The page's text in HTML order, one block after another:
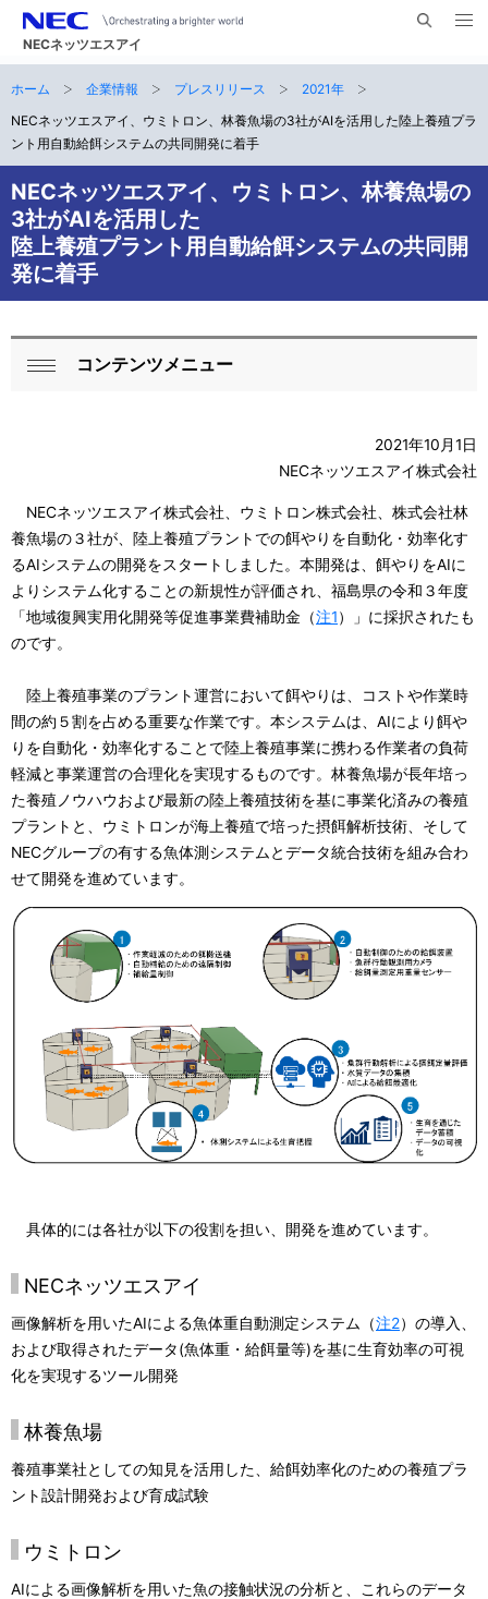
NECネッツエスアイ
メ
く
ナ
ビ
ゲ
ー
シ
ョ
ン
サ
イ
内
の
現
在
位
ホーム 企業情報 プレスリリース
2021年
NECネッツエスアイ、ウミトロン、林養魚場の3社がAIを活用した陸上養殖プラ
ント用自動給餌システムの共同開発に着手
NECネッツエスアイ、ウミトロン、林養魚場の
3社がAIを活用した
陸上養殖プラント用自動給餌システムの共同開
発に着手
ロ
ナ
ビ
ゲ
ー
シ
ョ
ン
コンテンツメニュー
2021年10月1日
NECネッツエスアイ株式会社
NECネッツエスアイ株式会社、ウミトロン株式会社、株式会社林
養魚場の３社が、陸上養殖プラントでの餌やりを自動化・効率化す
るAIシステムの開発をスタートしました。本開発は、餌やりをAIに
よりシステム化することの新規性が評価され、福島県の令和３年度
「地域復興実用化開発等促進事業費補助金（注1）」に採択されたも
のです。
陸上養殖事業のプラント運営において餌やりは、コストや作業時
間の約５割を占める重要な作業です。本システムは、AIにより餌や
りを自動化・効率化することで陸上養殖事業に携わる作業者の負荷
軽減と事業運営の合理化を実現するものです。林養魚場が長年培っ
た養殖ノウハウおよび最新の陸上養殖技術を基に事業化済みの養殖
プラントと、ウミトロンが海上養殖で培った摂餌解析技術、そして
NECグループの有する魚体測システムとデータ統合技術を組み合わ
せて開発を進めています。
具体的には各社が以下の役割を担い、開発を進めています。
NECネッツエスアイ
画像解析を用いたAIによる魚体重自動測定システム（注2）の導入、
および取得されたデータ(魚体重・給餌量等)を基に生育効率の可視
化を実現するツール開発
林養魚場
養殖事業社としての知見を活用した、給餌効率化のための養殖プラ
ント設計開発および育成試験
ウミトロン
AIによる画像解析を用いた魚の接触状況の分析と、これらのデータ